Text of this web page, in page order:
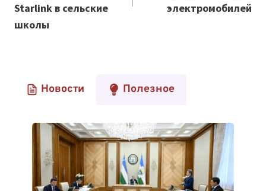
Starlink в сельские
школы
электромобилей
Новости Полезное